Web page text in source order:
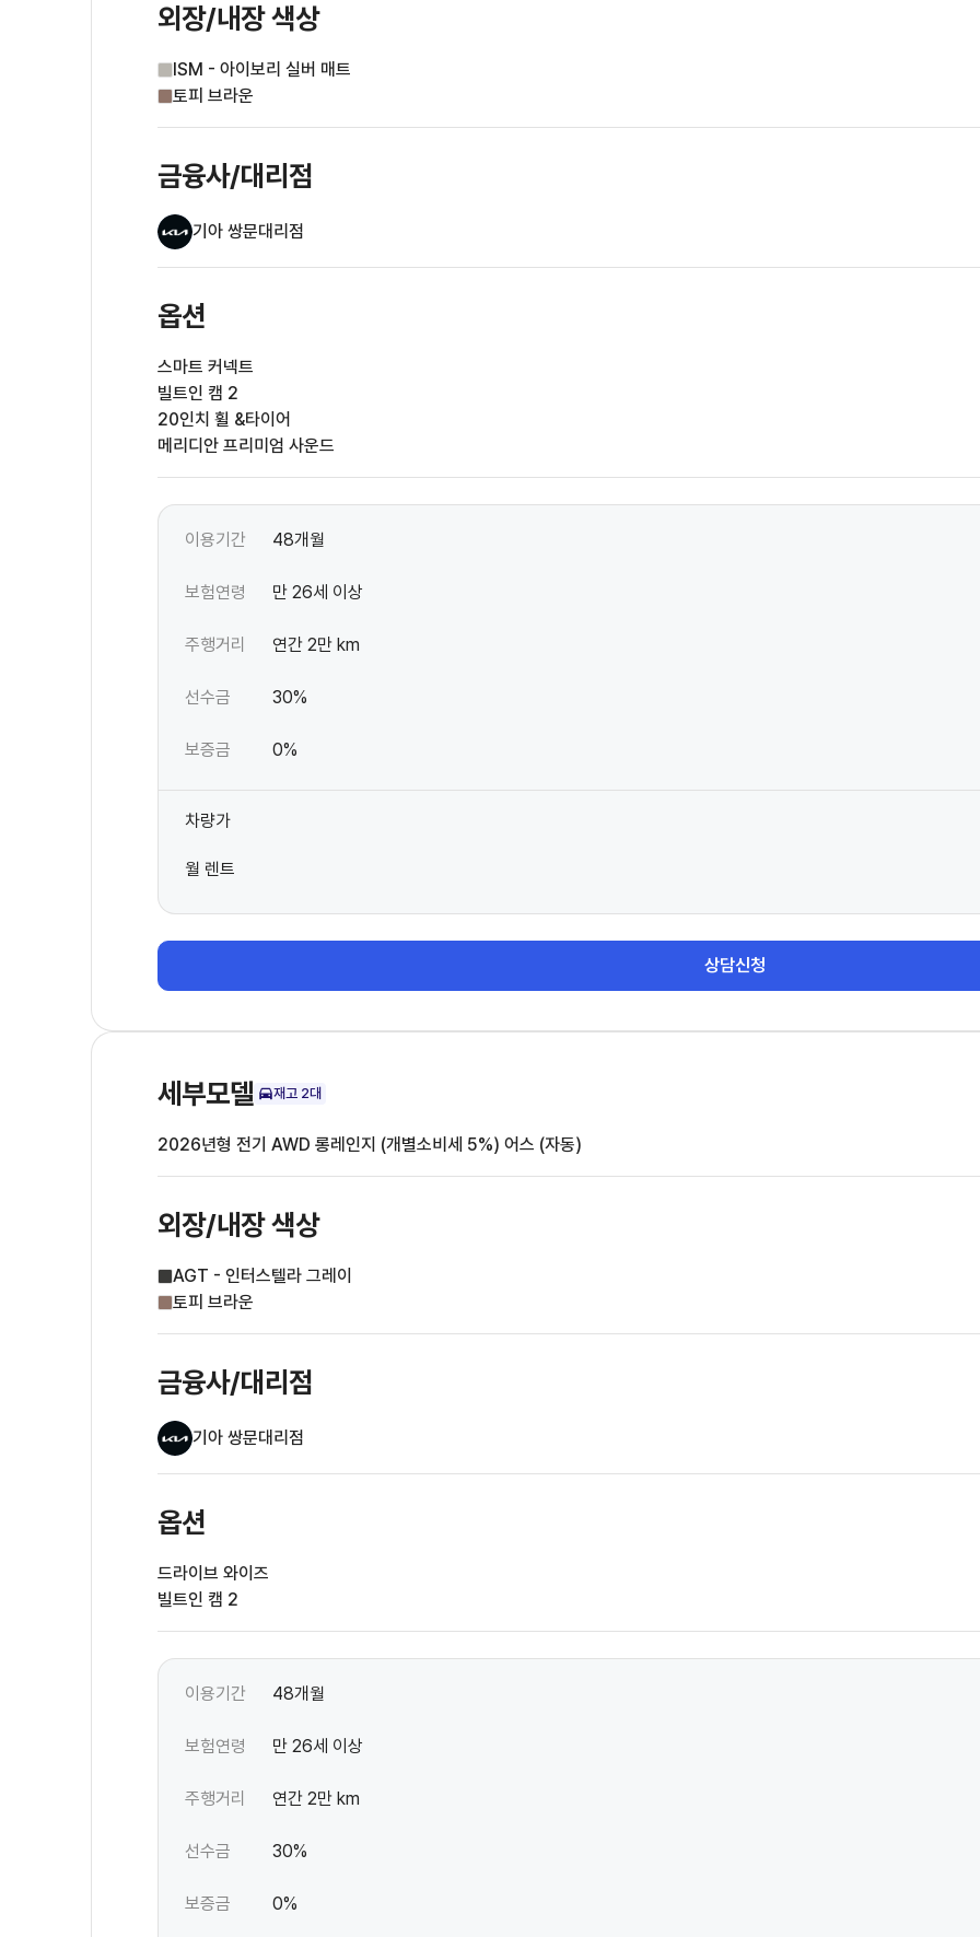
외장/내장색상
ISM - 아이보리 실버 매트
토피 브라운
금융사/대리점
기아 쌍문대리점
옵션
스마트 커넥트
빌트인 캠 2
20인치 휠 &타이어
메리디안 프리미엄 사운드
이용기간 48개월
보험연령 만 26세 이상
주행거리 연간 2만 km
선수금 30%
보증금 0%
차량가
월 렌트
상담신청
세부모델 재고 2대
2026년형 전기 AWD 롱레인지 (개별소비세 5%) 어스 (자동)
외장/내장색상
AGT - 인터스텔라 그레이
토피 브라운
금융사/대리점
기아 쌍문대리점
옵션
드라이브 와이즈
빌트인 캠 2
이용기간 48개월
보험연령 만 26세 이상
주행거리 연간 2만 km
선수금 30%
보증금 0%